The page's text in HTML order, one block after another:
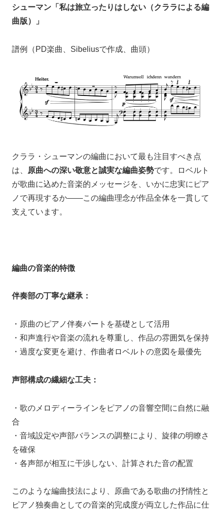
シューマン「私は旅立ったりはしない（クララによる編
曲版）」
譜例（PD楽曲、Sibeliusで作成、曲頭）
クララ・シューマンの編曲において最も注目すべき点
は、
原曲への深い敬意と誠実な編曲姿勢です。ロベルト
が歌曲に込めた音楽的メッセージを、いかに忠実にピア
ノで再現するか——この編曲理念が作品全体を一貫して
支えています。
編曲の音楽的特徴
伴奏部の丁寧な継承：
・原曲のピアノ伴奏パートを基礎として活用
・和声進行や音楽の流れを尊重し、作品の雰囲気を保持
・過度な変更を避け、作曲者ロベルトの意図を最優先
声部構成の繊細な工夫：
・歌のメロディーラインをピアノの音響空間に自然に融
合
・音域設定や声部バランスの調整により、旋律の明瞭さ
を確保
・各声部が相互に干渉しない、計算された音の配置
このような編曲技法により、原曲である歌曲の抒情性と
ピアノ独奏曲としての音楽的完成度が両立した作品に仕